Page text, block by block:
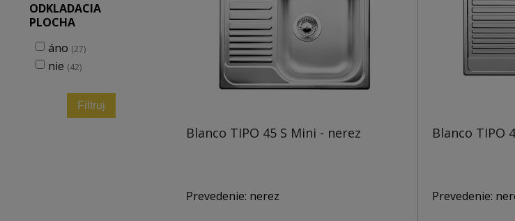
ODKLADACIA
PLOCHA
áno (27)
nie (42)
Filtruj
Blanco TIPO 45 S Mini - nerez
Prevedenie: nerez
Blanco TIPO
Prevedenie: